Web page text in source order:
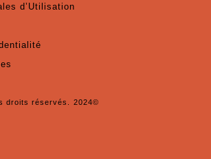
d’Utilisation
droits réservés. 2024©